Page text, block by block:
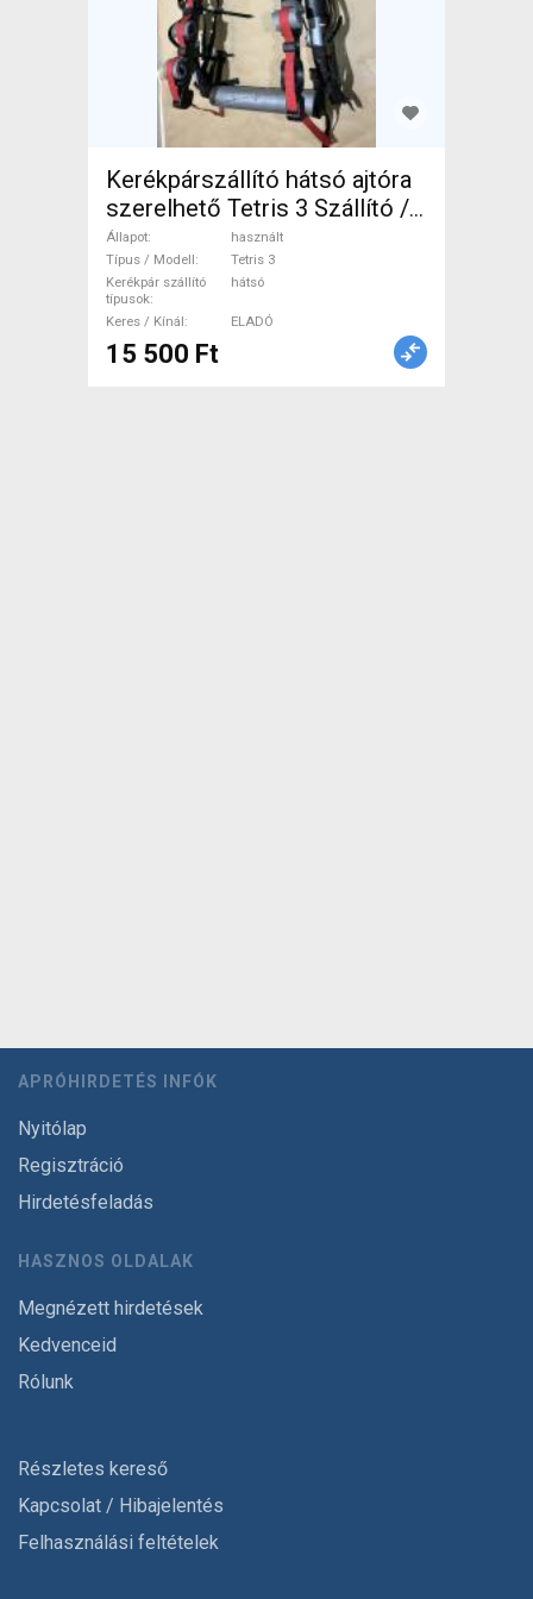
Kerékpárszállító hátsó ajtóra
szerelhető Tetris 3 Szállító /
Tartó hátsó használt ELADÓ
Állapot
használt
Típus / Modell
Tetris 3
Kerékpár szállító
típusok
hátsó
Keres / Kínál ELADÓ
15 500 Ft
APRÓHIRDETÉS INFÓK
Nyitólap
Regisztráció
Hirdetésfeladás
HASZNOS OLDALAK
Megnézett hirdetések
Kedvenceid
Rólunk
Részletes kereső
Kapcsolat / Hibajelentés
Felhasználási feltételek